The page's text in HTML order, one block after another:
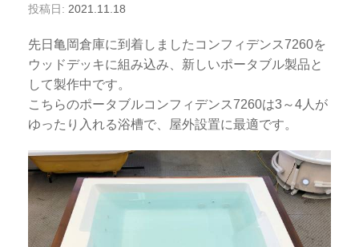
投稿日: 2021.11.18
先日亀岡倉庫に到着しましたコンフィデンス7260を
ウッドデッキに組み込み、新しいポータブル製品と
して製作中です。
こちらのポータブルコンフィデンス7260は3～4人が
ゆったり入れる浴槽で、屋外設置に最適です。